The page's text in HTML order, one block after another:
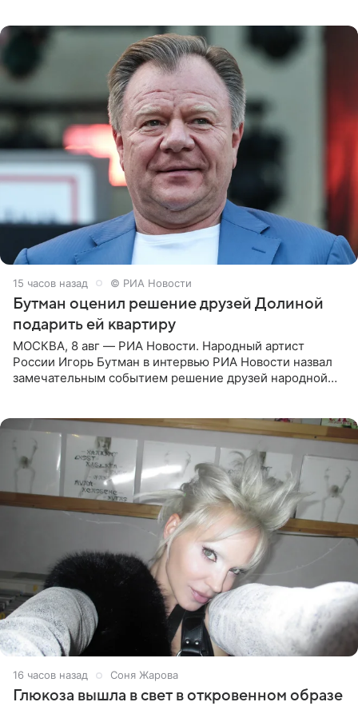
15 часов назад © РИА Новости
Бутман оценил решение друзей Долиной
подарить ей квартиру
МОСКВА, 8 авг — РИА Новости. Народный артист
России Игорь Бутман в интервью РИА Новости назвал
замечательным событием решение друзей народной
16 часов назад Соня Жарова
Глюкоза вышла в свет в откровенном образе